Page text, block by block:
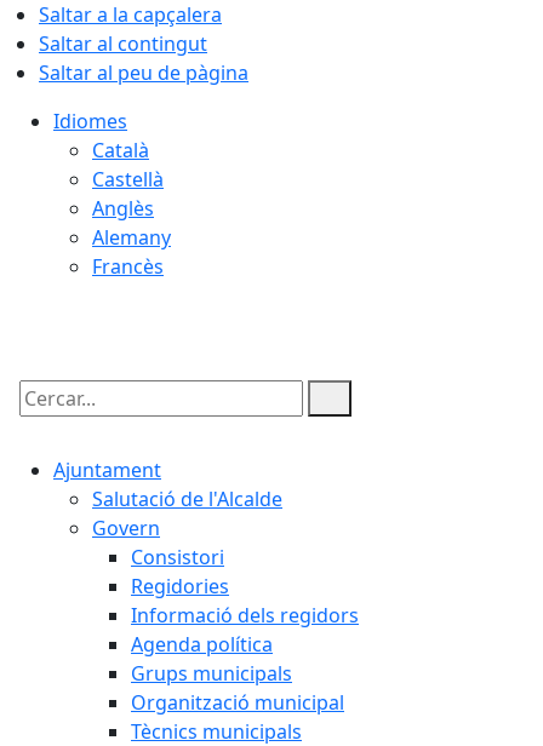
Saltar a la capçalera
Saltar al contingut
Saltar al peu de pàgina
Idiomes
Català
Castellà
Anglès
Alemany
Francès
Cercar:
Ajuntament
Salutació de l'Alcalde
Govern
Consistori
Regidories
Informació dels regidors
Agenda política
Grups municipals
Organització municipal
Tècnics municipals